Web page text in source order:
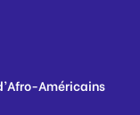
Américains